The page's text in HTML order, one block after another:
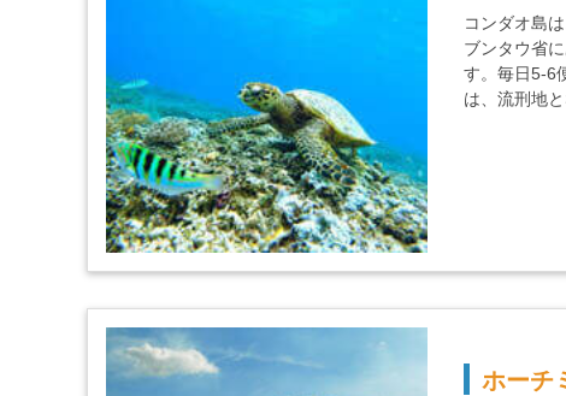
コンダオ島
ブンタウ省
す。毎日5-6
は、流刑地
ホーチ